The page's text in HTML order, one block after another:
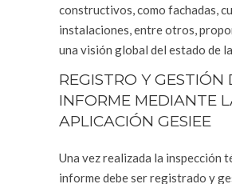
constructivos, como fachadas,
instalaciones, entre otros,
una visión global del estado de
REGISTRO Y GESTIÓN
INFORME MEDIANTE
APLICACIÓN GESIEE
Una vez realizada la inspección
informe debe ser registrado y